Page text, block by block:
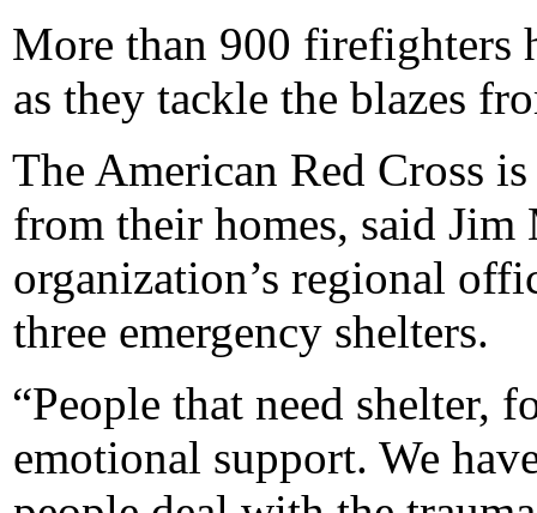
More than 900 firefighters
as they tackle the blazes
The American Red Cross
from their homes, said Jim
organization’s regional
three emergency shelters.
“People that need shelter,
emotional support. We